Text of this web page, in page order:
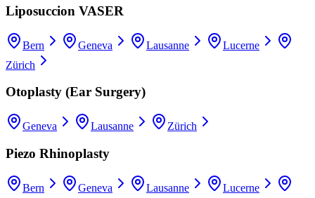
Liposuccion VASER
Bern Geneva Lausanne
Lucerne
Zürich
Otoplasty (Ear Surgery)
Geneva Lausanne Zürich
Piezo Rhinoplasty
Bern Geneva Lausanne
Lucerne